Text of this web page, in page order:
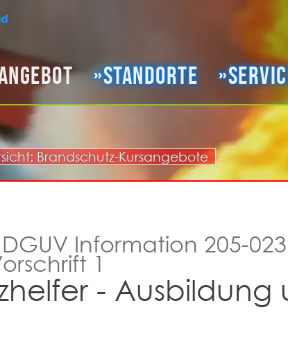
Standorte
Brandschutz-Kursangebote
Information 205-
1
- Ausbildung